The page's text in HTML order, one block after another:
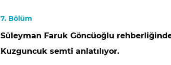
7. Bölüm
Süleyman Faruk Göncüoğlu
Kuzguncuk semti anlatılıyor.